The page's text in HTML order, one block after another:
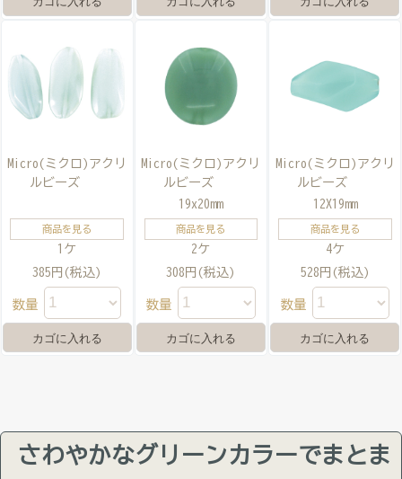
Micro(ミクロ)アクリ
ルビーズ
商品を見る
1ケ
385円(税込)
数量
Micro(ミクロ)アクリ
ルビーズ
19x20mm
商品を見る
2ケ
308円(税込)
数量
Micro(ミクロ)アクリ
ルビーズ
12X19mm
商品を見る
4ケ
528円(税込)
数量
さわやかなグリーンカラーでまとま